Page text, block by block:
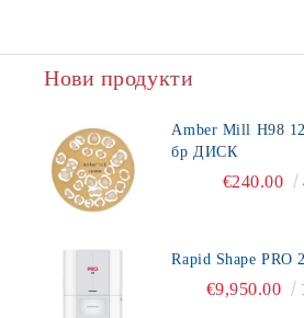
Нови продукти
Amber Mill H98 12 W2 - Bleach 2
бр ДИСК
€240.00
Rapid Shape PRO
€9,950.00